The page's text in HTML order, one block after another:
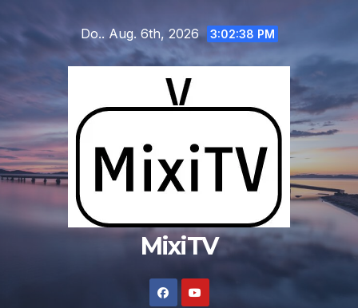
Inhalt
Do.. Aug. 6th, 2026 3:02:39 PM
MixiTV